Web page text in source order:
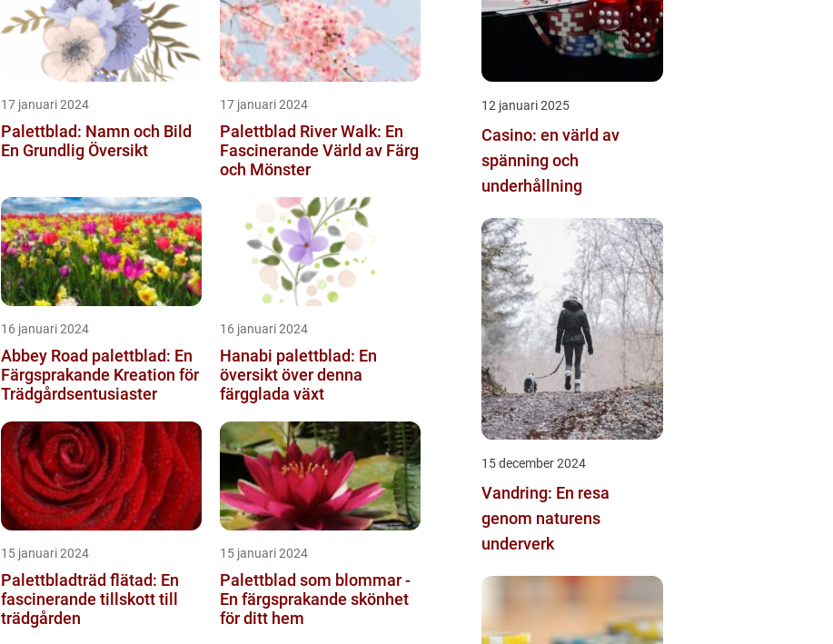
17 januari 2024
Palettblad: Namn och Bild
En Grundlig Översikt
17 januari 2024
Palettblad River Walk: En
Fascinerande Värld av Färg
och Mönster
16 januari 2024
Abbey Road palettblad: En
Färgsprakande Kreation för
Trädgårdsentusiaster
16 januari 2024
Hanabi palettblad: En
översikt över denna
färgglada växt
15 januari 2024
Palettbladträd flätad: En
fascinerande tillskott till
trädgården
15 januari 2024
Palettblad som blommar -
En färgsprakande skönhet
för ditt hem
12 januari 2025
Casino: en värld av
spänning och
underhållning
15 december 2024
Vandring: En resa
genom naturens
underverk